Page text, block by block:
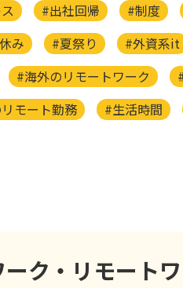
#出社回帰 #制度
み #夏祭り #外資系it
#海外のリモートワーク
モート勤務 #生活時間
ーク・リモート